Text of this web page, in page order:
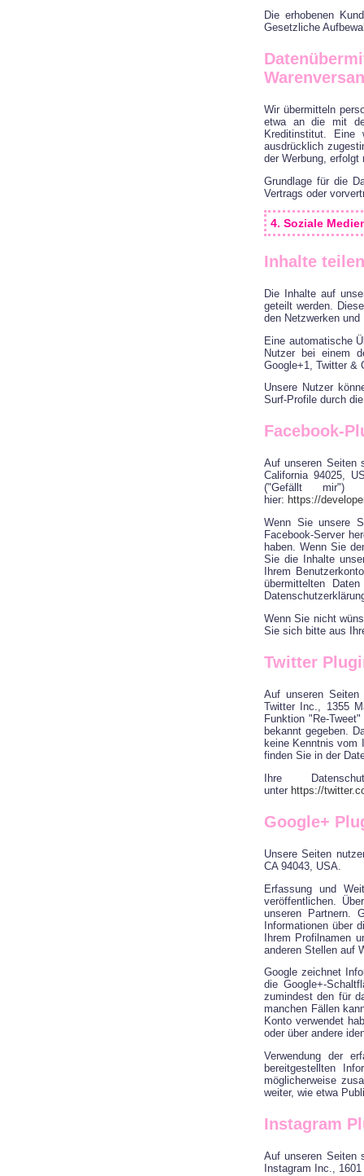
Die erhobenen
Gesetzliche
Wir übermitteln
etwa an die mit
Kreditinstitut. Eine
ausdrücklich
der Werbung, erfolgt
Grundlage für die
Vertrags oder
4. Soziale
Inhalte
Die Inhalte auf
geteilt werden.
den Netzwerken
Eine automatische
Nutzer bei einem
Google+1, Twitter &
Unsere Nutzer
Surf-Profile durch
Facebook-
Auf unseren Seiten
California 94025,
("Gefällt mir")
hier: https://
Wenn Sie unsere
Facebook-Server
haben. Wenn Sie
Sie die Inhalte
Ihrem
übermittelten
Wenn Sie nicht
Sie sich bitte aus
Twitter
Auf unseren Seiten
Twitter Inc., 1355
Funktion "Re-
bekannt gegeben.
keine Kenntnis vom
finden Sie in der
Ihre
unter https://
Google+
Unsere Seiten
CA 94043, USA.
Erfassung und
veröffentlichen.
unseren Partnern.
Informationen über
Ihrem Profilnamen
anderen Stellen auf
Google zeichnet
die Google+-
zumindest den für
manchen Fällen
Konto verwendet
oder über andere
Verwendung der
bereitgestellten
möglicherweise
weiter, wie etwa
Instagram
Auf unseren Seiten
Instagram Inc.,